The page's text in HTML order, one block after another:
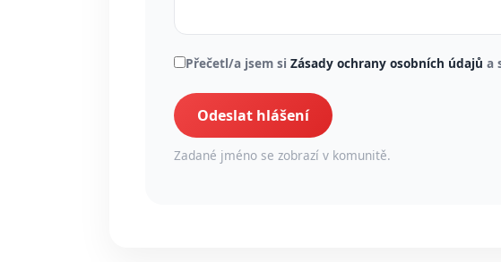
Přečetl/a jsem si Zásady ochrany osobních údajů a
Odeslat hlášení
Zadané jméno se zobrazí v komunitě.